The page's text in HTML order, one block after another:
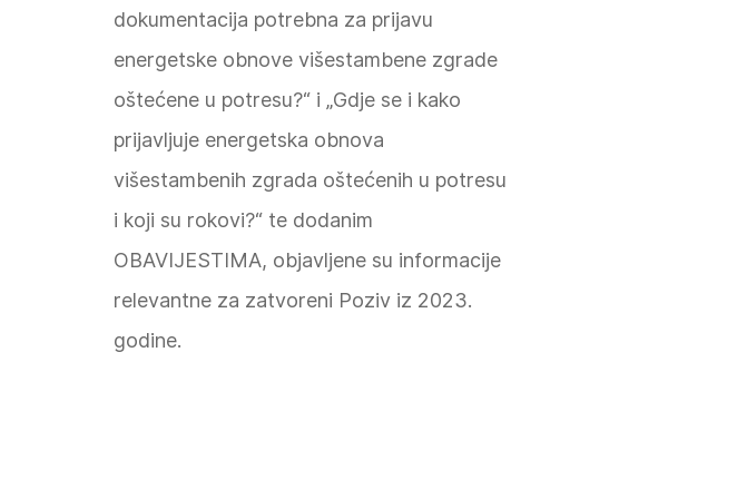
dokumentacija potrebna za prijavu
energetske obnove višestambene zgrade
oštećene u potresu?“ i „Gdje se i kako
prijavljuje energetska obnova
višestambenih zgrada oštećenih u potresu
i koji su rokovi?“ te dodanim
OBAVIJESTIMA, objavljene su informacije
relevantne za zatvoreni Poziv iz 2023.
godine.